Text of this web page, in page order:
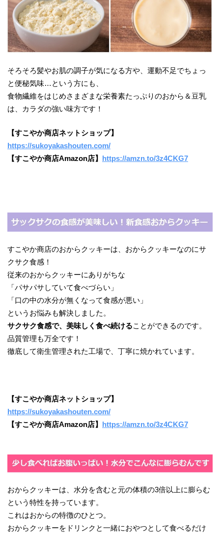
そろそろ髪やお肌の調子が気になる方や、運動不足でちょっ
と便秘気味…という方にも、
食物繊維をはじめさまざまな栄養素たっぷりのおから＆豆乳
は、カラダの強い味方です！
【すこやか商店ネットショップ】
https://sukoyakashouten.com/
【すこやか商店Amazon店】 https://amzn.to/3z4CKG7
すこやか商店のおからクッキーは、おからクッキーなのにサ
クサク食感！
従来のおからクッキーにありがちな
「パサパサしていて食べづらい」
「口の中の水分が無くなって食感が悪い」
というお悩みも解決しました。
サクサク食感で、美味しく食べ続けることができるのです。
品質管理も万全です！
徹底して衛生管理された工場で、丁寧に焼かれています。
【すこやか商店ネットショップ】
https://sukoyakashouten.com/
【すこやか商店Amazon店】 https://amzn.to/3z4CKG7
おからクッキーは、水分を含むと元の体積の3倍以上に膨らむ
という特性を持っています。
これはおからの特徴のひとつ。
おからクッキーをドリンクと一緒におやつとして食べるだけ